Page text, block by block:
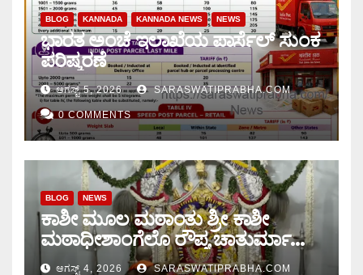
BLOG KANNADA KANNADA NEWS NEWS
ಭಾರತ ಅಂಚೆ ಇಲಾಖೆಯ ಪಾರ್ಸೆಲ್ ಸುಂಕ
ಪರಿಷ್ಕರಣೆ
ಆಗಸ್ಟ್ 5, 2026 SARASWATIPRABHA.COM
0 COMMENTS
BLOG NEWS
ಕಾಶೀ ಮೂಲ ಮಠಾಂತು ಶ್ರೀ ಕಾಶೀ
ಮಠಾಧೀಶಾಂಗೆಲೊ ರೌಪ್ಯ ಚಾತುರ್ಮಾಸು
ಆರಂಭ.
ಆಗಸ್ಟ್ 4, 2026 SARASWATIPRABHA.COM